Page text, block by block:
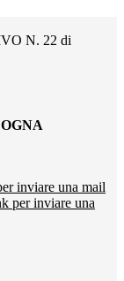
N. 22 di
inviare una mail
per inviare una